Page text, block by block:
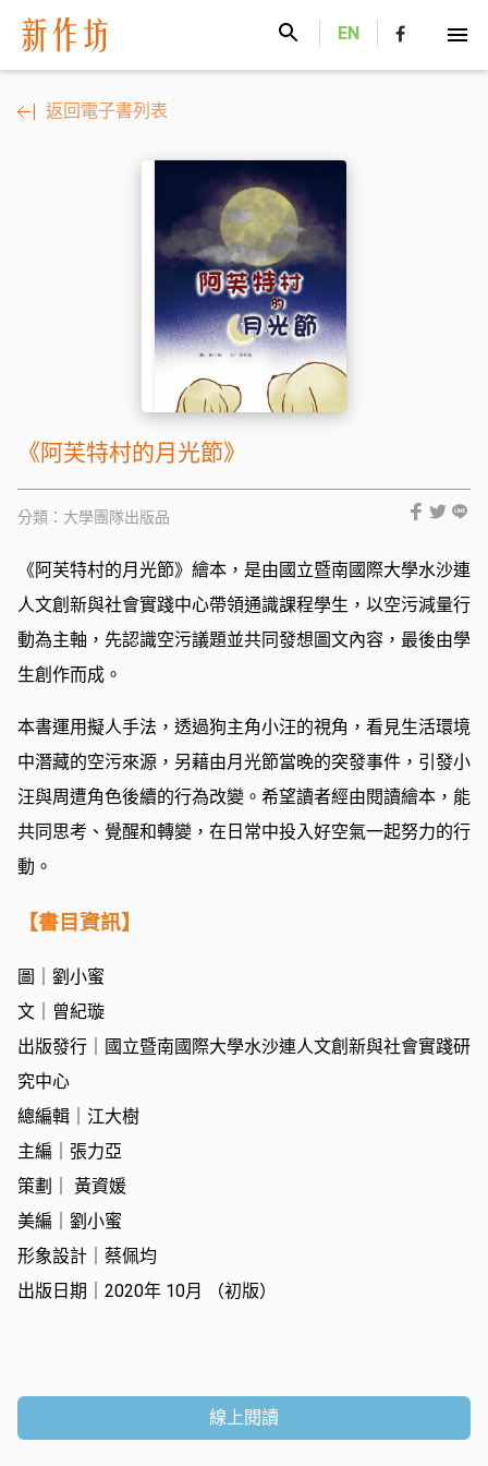
EN
返回電子書列表
《阿芙特村的月光節》
分類： 大學團隊出版品
《阿芙特村的月光節》繪本，是由國立暨南國際大學水沙連
人文創新與社會實踐中心帶領通識課程學生，以空污減量行
動為主軸，先認識空污議題並共同發想圖文內容，最後由學
生創作而成。
本書運用擬人手法，透過狗主角小汪的視角，看見生活環境
中潛藏的空污來源，另藉由月光節當晚的突發事件，引發小
汪與周遭角色後續的行為改變。希望讀者經由閱讀繪本，能
共同思考、覺醒和轉變，在日常中投入好空氣一起努力的行
動。
【書目資訊】
圖｜劉小蜜
文｜曾紀璇
出版發行｜國立暨南國際大學水沙連人文創新與社會實踐研
究中心
總編輯｜江大樹
主編｜張力亞
策劃｜ 黃資媛
美編｜劉小蜜
形象設計｜蔡佩均
出版日期｜2020年 10月 （初版）
線上閱讀